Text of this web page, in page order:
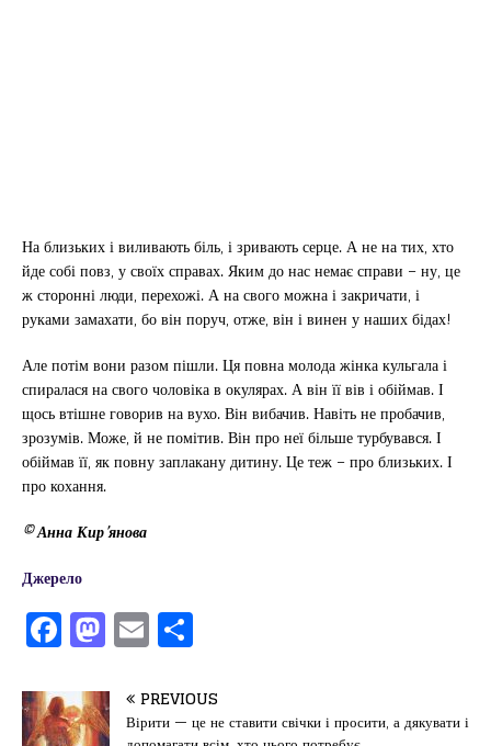
На близьких і виливають біль, і зривають серце. А не на тих, хто
йде собі повз, у своїх справах. Яким до нас немає справи – ну, це
ж сторонні люди, перехожі. А на свого можна і закричати, і
руками замахати, бо він поруч, отже, він і винен у наших бідах!
Але потім вони разом пішли. Ця повна молода жінка кульгала і
спиралася на свого чоловіка в окулярах. А він її вів і обіймав. І
щось втішне говорив на вухо. Він вибачив. Навіть не пробачив,
зрозумів. Може, й не помітив. Він про неї більше турбувався. І
обіймав її, як повну заплакану дитину. Це теж – про близьких. І
про кохання.
© Анна Кир’янова
Джерело
F
a
c
M
a
st
E
m
aiіл
PREVIOUS
Вірити — це не ставити свічки і просити, а дякувати і